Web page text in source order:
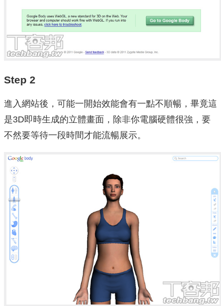
Step 2
進入網站後，可能一開始效能會有一點不順暢，畢竟這
是3D即時生成的立體畫面，除非你電腦硬體很強，要
不然要等待一段時間才能流暢展示。